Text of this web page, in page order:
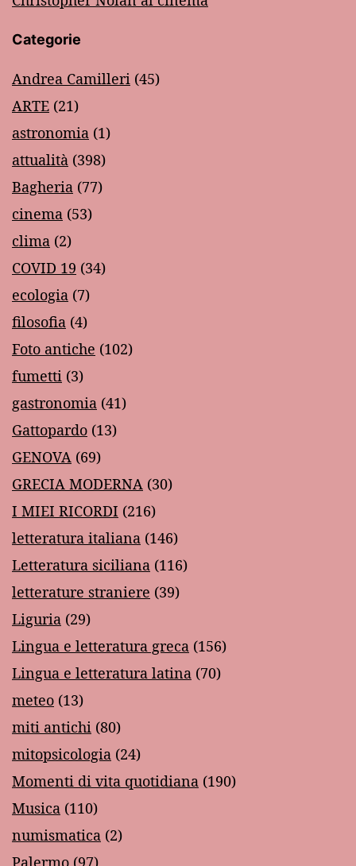
Categorie
Andrea Camilleri (45)
ARTE (21)
astronomia (1)
attualità (398)
Bagheria (77)
cinema (53)
clima (2)
COVID 19 (34)
ecologia (7)
filosofia (4)
Foto antiche (102)
fumetti (3)
gastronomia (41)
Gattopardo (13)
GENOVA (69)
GRECIA MODERNA (30)
I MIEI RICORDI (216)
letteratura italiana (146)
Letteratura siciliana (116)
letterature straniere (39)
Liguria (29)
Lingua e letteratura greca (156)
Lingua e letteratura latina (70)
meteo (13)
miti antichi (80)
mitopsicologia (24)
Momenti di vita quotidiana (190)
Musica (110)
numismatica (2)